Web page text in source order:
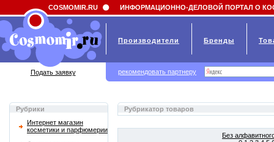
Field 'news_title' doesn't have a default value
Рубрики
Интернет магазин
косметики и парфюмерии
Рубрикатор товаров
Без
COSMOMIR.RU ИНФОРМАЦИОННО-ДЕЛОВОЙ ПОРТАЛ О
Производители Бренды
Подать заявку рекомендовать партнеру